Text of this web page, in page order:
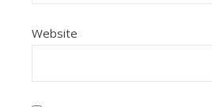
Website